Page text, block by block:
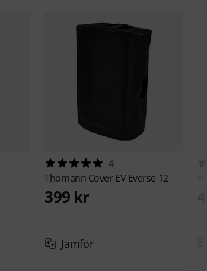
4
Thomann Cover EV Everse 12
399 kr
Jämför